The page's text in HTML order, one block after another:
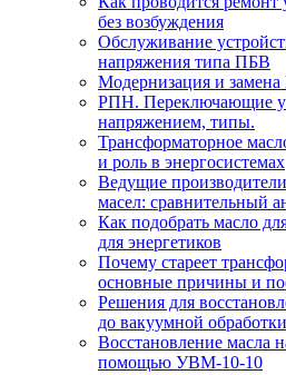
без возбуждения
Обслуживание
напряжения типа ПБВ
Модернизация и
РПН. Переключающие
напряжением, типы.
Трансформаторное
и роль в энергосистемах
Ведущие
масел: сравнительный
Как подобрать масло
для энергетиков
Почему стареет
основные причины и
Решения для
до вакуумной обработки
Восстановление масла
помощью УВМ-10-10